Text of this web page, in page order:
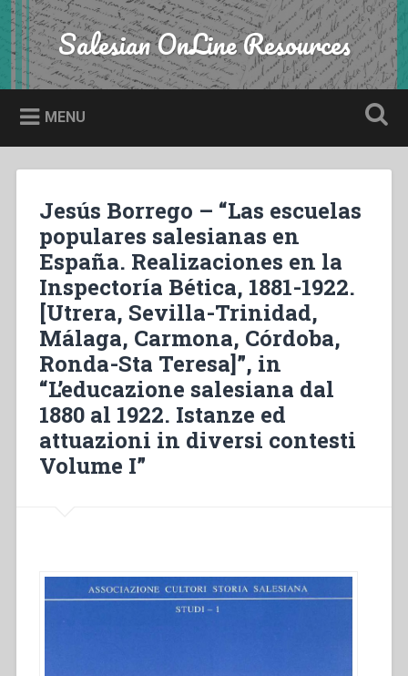
Skip
to
content
Search Salesian OnLine Resources
MENU
Jesús Borrego – “Las escuelas
populares salesianas en
España. Realizaciones en la
Inspectoría Bética, 1881-1922.
[Utrera, Sevilla-Trinidad,
Málaga, Carmona, Córdoba,
Ronda-Sta Teresa]”, in
“L’educazione salesiana dal
1880 al 1922. Istanze ed
attuazioni in diversi contesti
Volume I”